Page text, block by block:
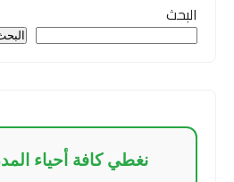
البحث
البحث
نغطي كافة أحياء المدن